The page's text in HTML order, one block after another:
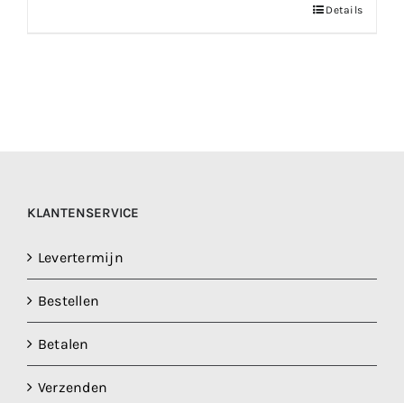
Details
KLANTENSERVICE
Levertermijn
Bestellen
Betalen
Verzenden